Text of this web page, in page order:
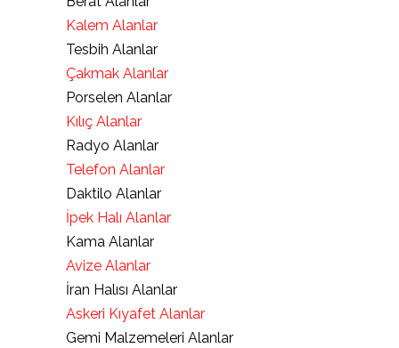
Kalem Alanlar
Tesbih Alanlar
Çakmak Alanlar
Porselen Alanlar
Kılıç Alanlar
Radyo Alanlar
Telefon Alanlar
Daktilo Alanlar
İpek Halı Alanlar
Kama Alanlar
Avize Alanlar
İran Halısı Alanlar
Askeri Kıyafet Alanlar
Gemi Malzemeleri Alanlar